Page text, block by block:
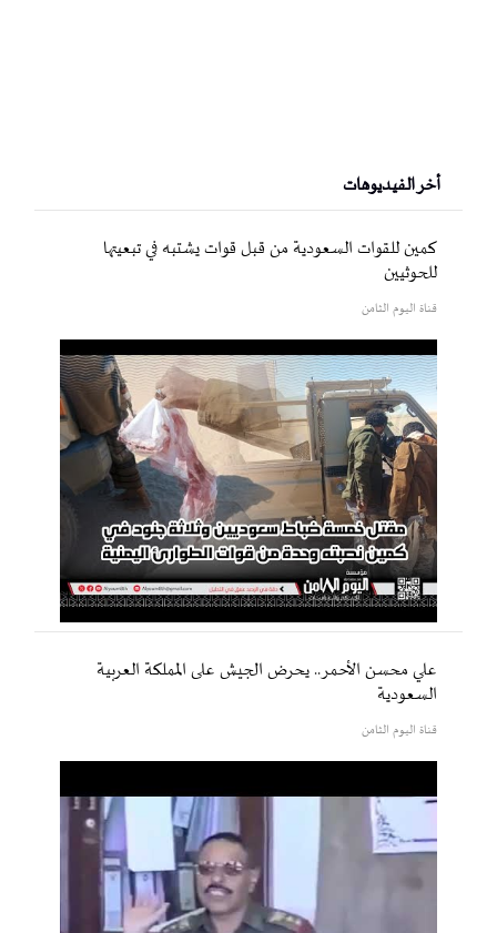
أخر الفيديوهات
كمين للقوات السعودية من قبل قوات يشتبه في تبعيتها
للحوثيين
قناة اليوم الثامن
علي محسن الأحمر.. يحرض الجيش على المملكة العربية
السعودية
قناة اليوم الثامن